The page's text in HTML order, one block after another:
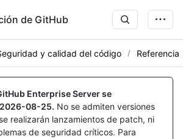
de GitHub
y calidad del código Referencia
Enterprise Server se
2026-08-25. No se admiten versiones
realizarán lanzamientos de patch, ni
de seguridad críticos. Para